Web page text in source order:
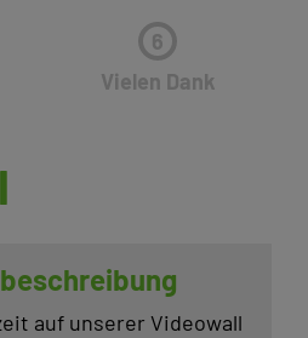
6
Vielen Dank
auf unserer Video­wall